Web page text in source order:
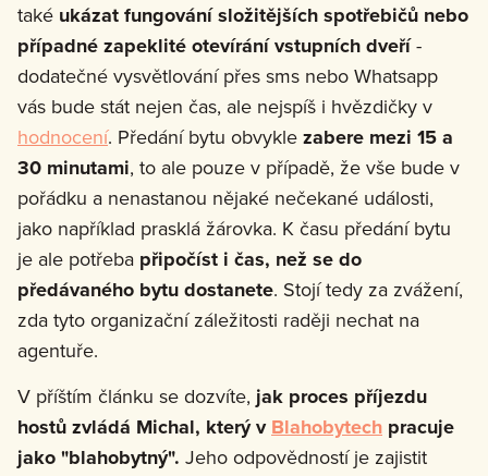
také ukázat fungování složitějších spotřebičů nebo
případné zapeklité otevírání vstupních dveří-
dodatečné vysvětlování přes sms nebo Whatsapp
vás bude stát nejen čas, ale nejspíš i hvězdičky v
hodnocení. Předání bytu obvykle zabere mezi 15 a
30 minutami, to ale pouze v případě, že vše bude v
pořádku a nenastanou nějaké nečekané události,
jako například prasklá žárovka. K času předání bytu
je ale potřeba připočíst i čas, než se do
předávaného bytu dostanete. Stojí tedy za zvážení,
zda tyto organizační záležitosti raději nechat na
agentuře.
V příštím článku se dozvíte, jak proces příjezdu
hostů zvládá Michal, který vBlahobytech pracuje
jako "blahobytný". Jeho odpovědností je zajistit